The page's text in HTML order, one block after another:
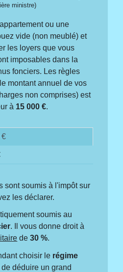
ministre)
ou une
vide (non meublé) et
les loyers que vous
imposables dans la
fonciers. Les règles
montant annuel de vos
non comprises) est
à 15 000 €.
€
sont soumis à l'impôt sur
les déclarer.
soumis au
. Il vous donne droit à
de30 %.
choisir le régime
déduire un grand